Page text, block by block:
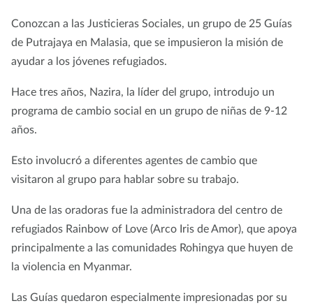
Conozcan a las Justicieras Sociales, un grupo de 25 Guías
de Putrajaya en Malasia, que se impusieron la misión de
ayudar a los jóvenes refugiados.
Hace tres años, Nazira, la líder del grupo, introdujo un
programa de cambio social en un grupo de niñas de 9-12
años.
Esto involucró a diferentes agentes de cambio que
visitaron al grupo para hablar sobre su trabajo.
Una de las oradoras fue la administradora del centro de
refugiados Rainbow of Love (Arco Iris de Amor), que apoya
principalmente a las comunidades Rohingya que huyen de
la violencia en Myanmar.
Las Guías quedaron especialmente impresionadas por su